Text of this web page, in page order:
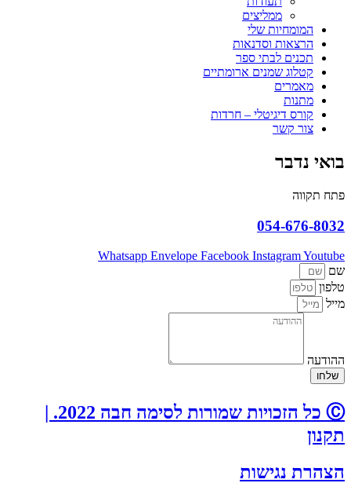
ממליצים
המומחיות שלי
הרצאות וסדנאות
תכנים לבתי ספר
קטלוג שמנים ארומתיים
מאמרים
מתנות
קורס דיגיטלי – חרדות
צור קשר
בואי נדבר
פתח תקווה
054-676-8032
Whatsapp Envelope Facebook InstagramYoutube
שם
טלפון
מייל
ההודעה
שלחו
Ⓒ כל הזכויות שמורות לסימה חבה 2022. |
תקנון
הצהרת נגישות